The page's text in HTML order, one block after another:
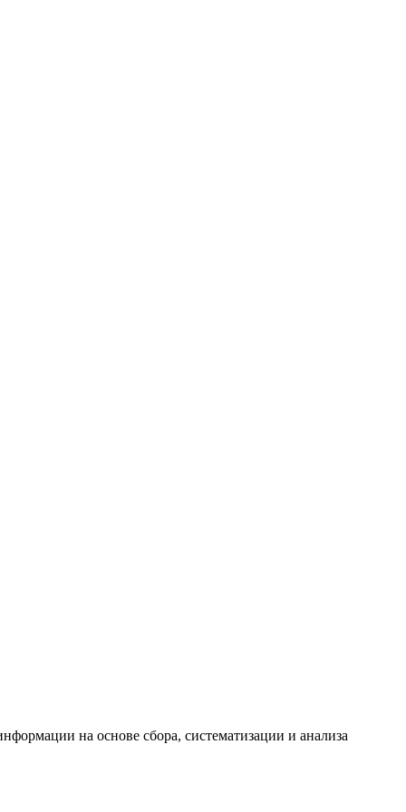
на основе сбора, систематизации и анализа